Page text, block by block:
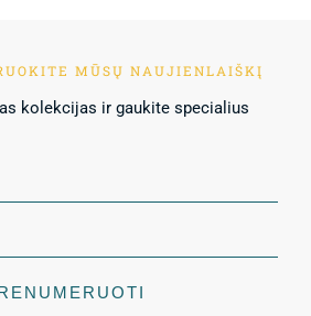
MŪSŲ NAUJIENLAIŠKĮ
kolekcijas ir gaukite specialius